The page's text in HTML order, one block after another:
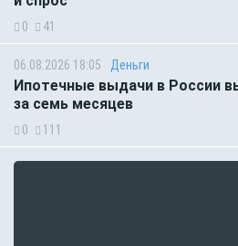
0 41
06.08.2026 18:05 Деньги
Ипотечные выдачи в России
за семь месяцев
0 111